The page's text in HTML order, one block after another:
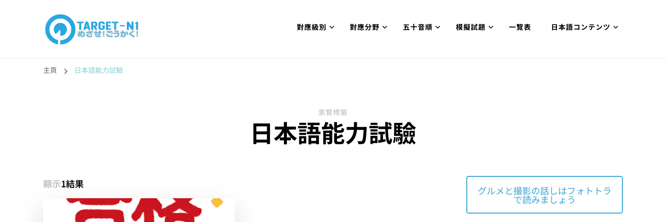
目標!!日本語能力試N1合格
對應級別 對應分野 五十音順 模擬試題 一覽表 日本語コンテンツ
主頁 日本語能力試驗
瀏覽標籤
日本語能力試驗
顯示1結果
グルメと撮影の話しはフォトトラ
で読みましょう